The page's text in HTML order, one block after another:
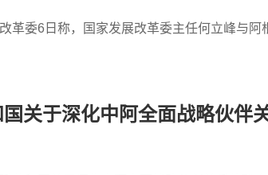
革委6日称，国家发展改革委主任何立峰与阿
关于深化中阿全面战略伙伴